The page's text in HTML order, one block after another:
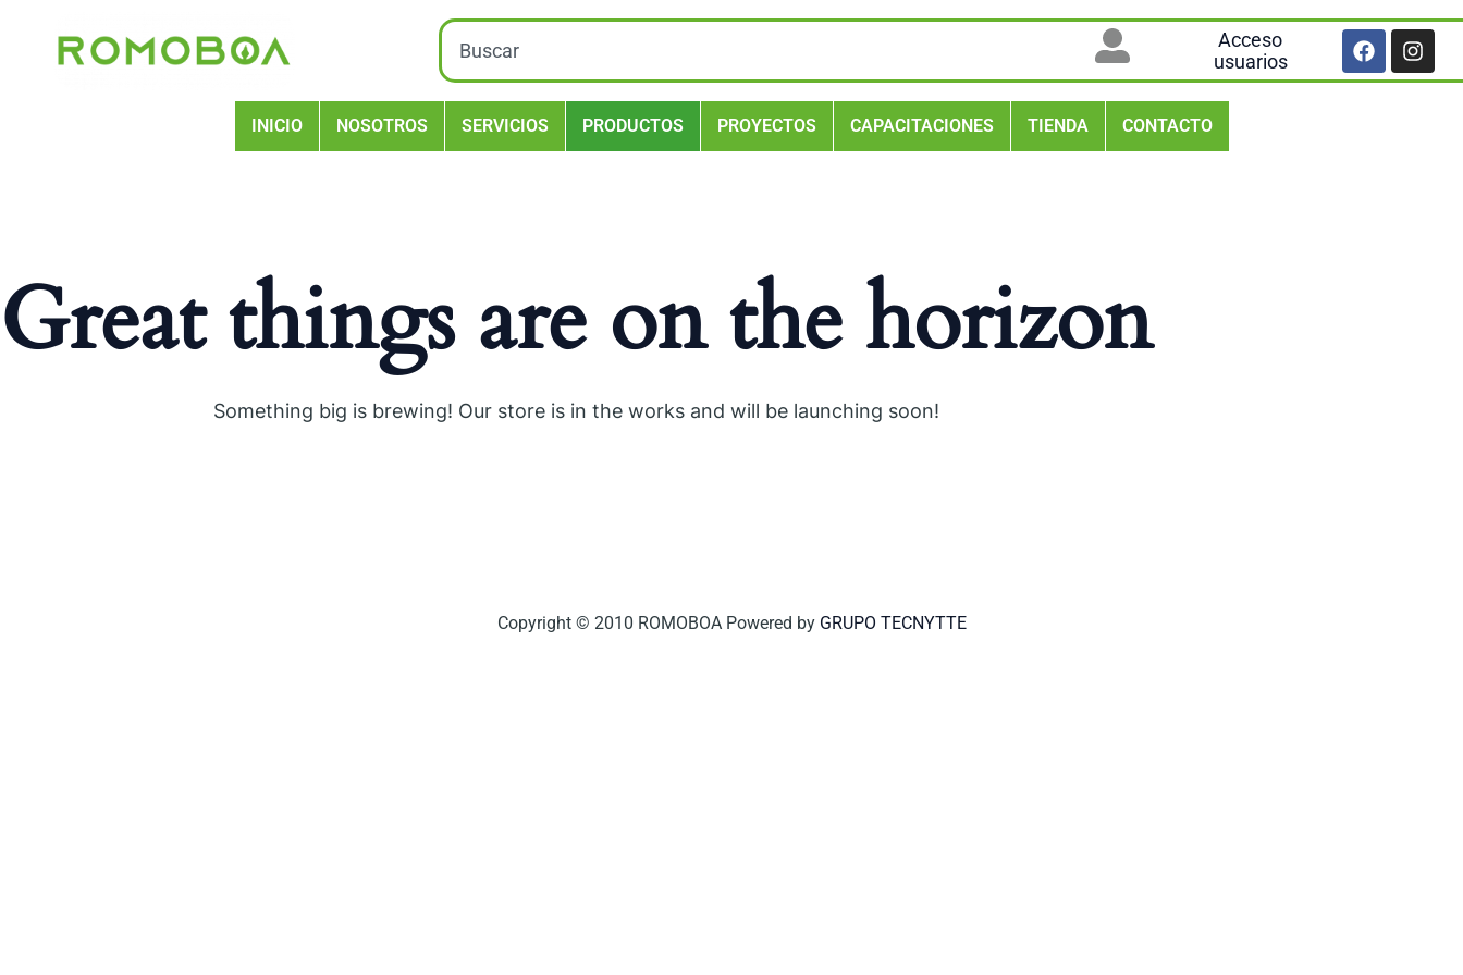
Search
Acceso
usuarios
Facebook
INICIO NOSOTROS SERVICIOS PRODUCTOS PROYECTOS CAPACITACIONES TIENDA CONTACTO
Great things are on the horizon
Something big is brewing! Our store is in the works and will be launching soon!
Copyright © 2010 ROMOBOA Powered by GRUPO TECNYTTE